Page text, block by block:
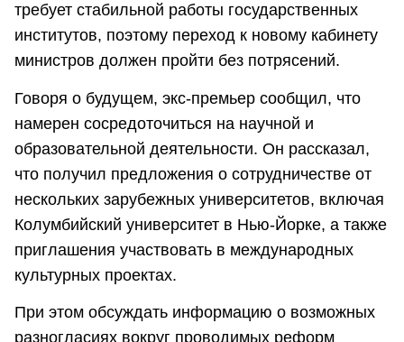
требует стабильной работы государственных
институтов, поэтому переход к новому кабинету
министров должен пройти без потрясений.
Говоря о будущем, экс-премьер сообщил, что
намерен сосредоточиться на научной и
образовательной деятельности. Он рассказал,
что получил предложения о сотрудничестве от
нескольких зарубежных университетов, включая
Колумбийский университет в Нью-Йорке, а также
приглашения участвовать в международных
культурных проектах.
При этом обсуждать информацию о возможных
разногласиях вокруг проводимых реформ